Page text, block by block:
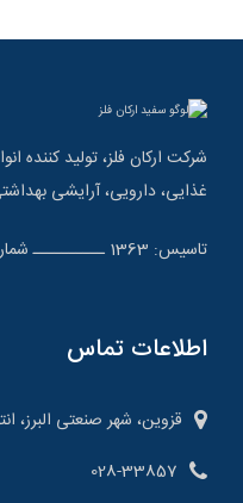
شرکت ارکان فلز، تولید کننده
غذایی، دارویی، آرایشی
تاسیس: 1363 ــــــــــ شماره ثبت: 1170
اطلاعات تماس
قزوین، شهر صنعتی البرز،
028-33857